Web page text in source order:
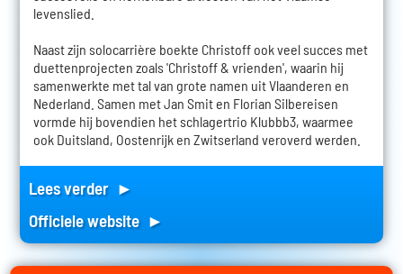
levenslied.
Naast zijn solocarrière boekte Christoff ook veel succes met
duettenprojecten zoals 'Christoff & vrienden', waarin hij
samenwerkte met tal van grote namen uit Vlaanderen en
Nederland. Samen met Jan Smit en Florian Silbereisen
vormde hij bovendien het schlagertrio Klubbb3, waarmee
ook Duitsland, Oostenrijk en Zwitserland veroverd werden.
Lees verder ►
Officiele website ►